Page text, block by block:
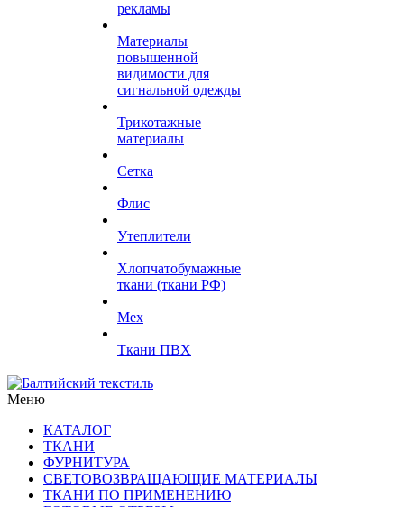
рекламы
Материалы
повышенной
видимости для
сигнальной одежды
Трикотажные
материалы
Сетка
Флис
Утеплители
Хлопчатобумажные
ткани (ткани РФ)
Мех
Ткани ПВХ
Меню
КАТАЛОГ
ТКАНИ
ФУРНИТУРА
СВЕТОВОЗВРАЩАЮЩИЕ МАТЕРИАЛЫ
ТКАНИ ПО ПРИМЕНЕНИЮ